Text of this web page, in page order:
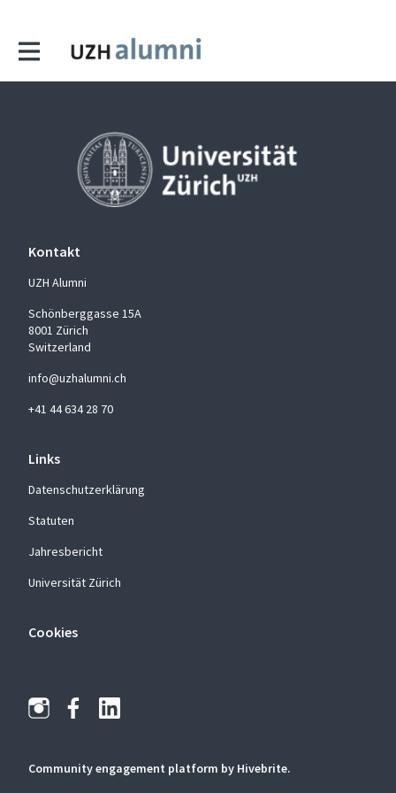
Kontakt
UZH Alumni
Schönberggasse 15A
8001 Zürich
Switzerland
info@uzhalumni.ch
+41 44 634 28 70
Links
Datenschutzerklärung
Statuten
Jahresbericht
Universität Zürich
Cookies
Community engagement platform by Hivebrite.